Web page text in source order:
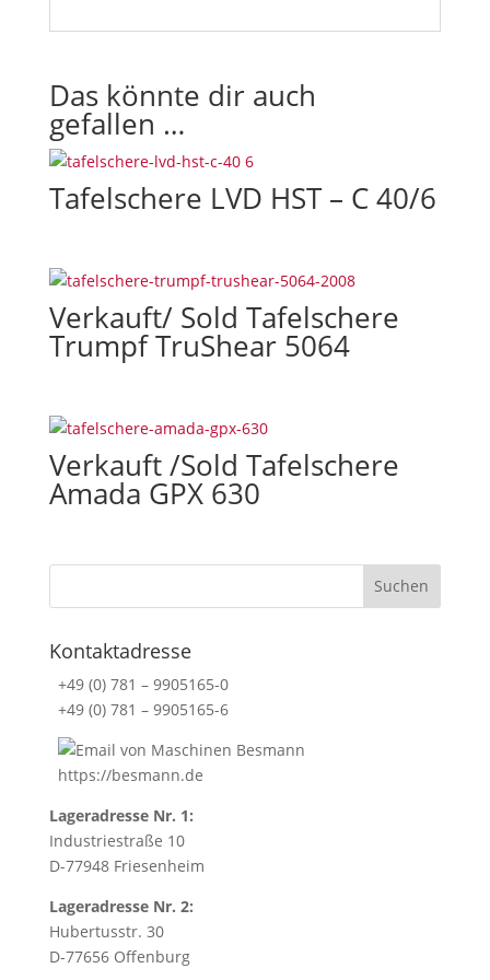
u
w
l
l
c
p
t
r
e
r
a
c
n
d
i
t
o
n
s
.
T
h
Das könnte dir auch
gefallen …
Tafelschere LVD HST – C 40/6
Verkauft/ Sold Tafelschere
Trumpf TruShear 5064
Verkauft /Sold Tafelschere
Amada GPX 630
Kontaktadresse
+49 (0) 781 – 9905165-0
+49 (0) 781 – 9905165-6
https://besmann.de
Lageradresse Nr. 1:
Industriestraße 10
D-77948 Friesenheim
Lageradresse Nr. 2:
Hubertusstr. 30
D-77656 Offenburg